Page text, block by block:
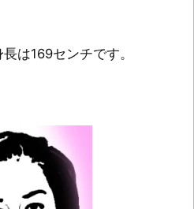
は169センチです。